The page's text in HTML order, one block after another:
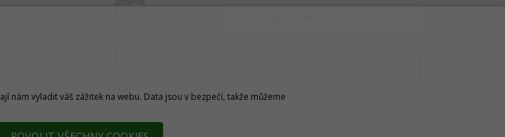
nám vyladit váš zážitek na webu. Data jsou v bezpečí, takže můžeme